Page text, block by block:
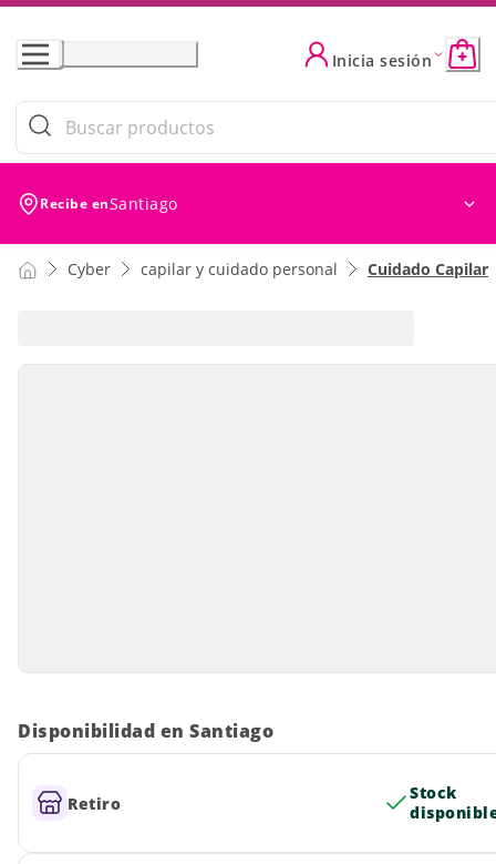
Skip
Content
Inicia sesión
Recibe enSantiago
Cyber capilar y cuidado personal Cuidado Capilar
Disponibilidad en Santiago
Retiro
Stock